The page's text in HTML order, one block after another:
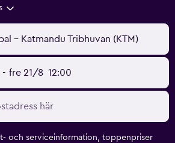
- Katmandu Tribhuvan (KTM)
- fre 21/8 12:00
och serviceinformation, toppenpriser